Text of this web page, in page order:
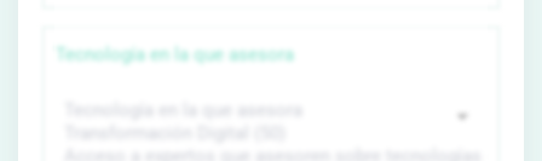
Tecnología en la que asesora